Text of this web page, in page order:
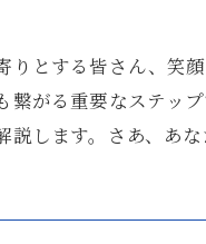
りとする皆さん、笑
繋がる重要なステッ
説します。さあ、あ